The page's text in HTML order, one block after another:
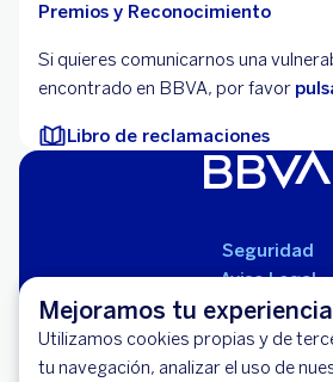
Mejoramos tu
Utilizamos cookies propias y de
tu navegación, analizar el uso de
Solicita tu Tarjeta
Miles de descuentos
sin Intereses.
Premios y Reconocimiento
Si quieres comunicarnos una
encontrado en BBVA, por favor
Libro de reclamaciones
Seguridad
Aviso Legal
Cláusulas Generales de
Mapa del Sitio
Libro de